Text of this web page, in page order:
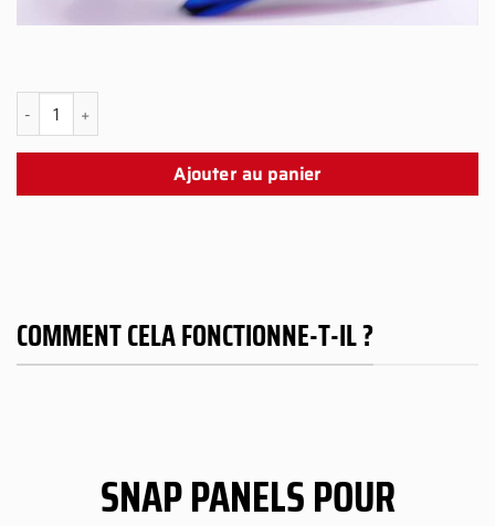
quantité de PS5 Adisbak Limited Snap Panel
Ajouter au panier
COMMENT CELA FONCTIONNE-T-IL ?
SNAP PANELS POUR